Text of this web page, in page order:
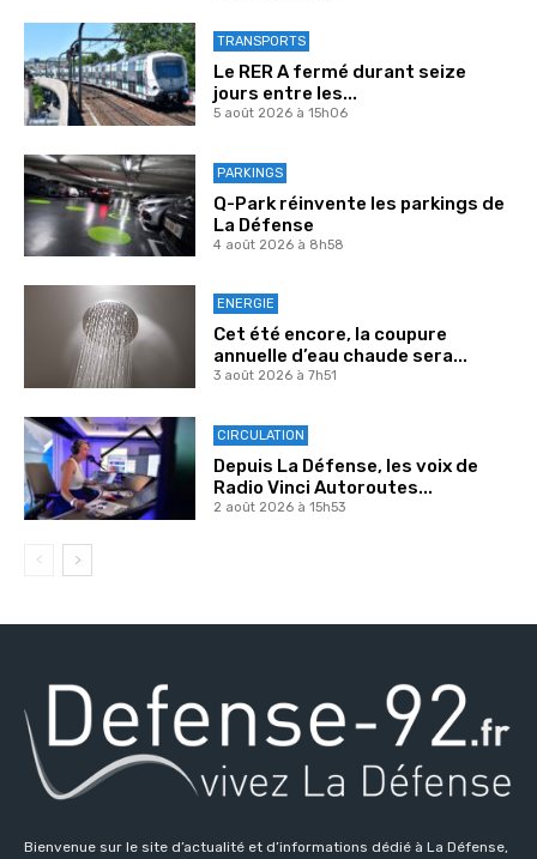
TRANSPORTS
Le RER A fermé durant seize
jours entre les...
5 août 2026 à 15h06
PARKINGS
Q-Park réinvente les parkings de
La Défense
4 août 2026 à 8h58
ENERGIE
Cet été encore, la coupure
annuelle d’eau chaude sera...
3 août 2026 à 7h51
CIRCULATION
Depuis La Défense, les voix de
Radio Vinci Autoroutes...
2 août 2026 à 15h53
Bienvenue sur le site d’actualité et d’informations dédié à La Défense,